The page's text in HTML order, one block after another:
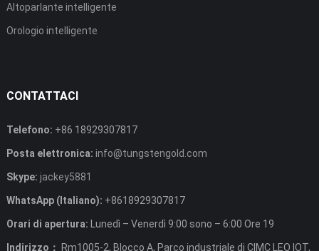
Altoparlante intelligente
Orologio intelligente
CONTATTACI
Telefono: +86 18929307817
Posta elettronica: info@tungstengold.com
Skype: jackey5881
WhatsApp (Italiano): +8618929307817
Orari di apertura: Lunedì – Venerdì 9:00 sono – 6:00 Ore 19
Indirizzo： Rm1005-2, Blocco A, Parco industriale di CIMC LEO IOT,